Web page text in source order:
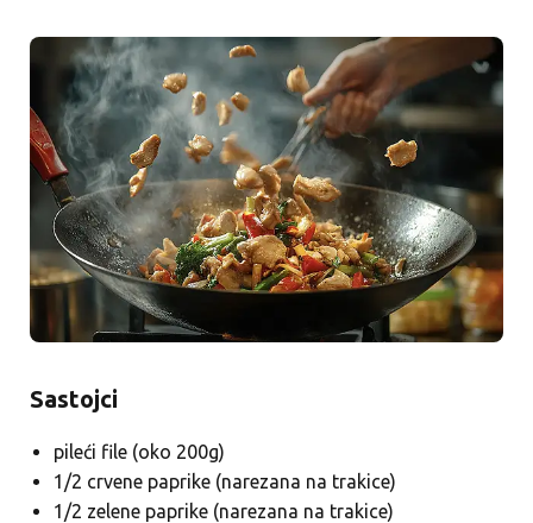
Sastojci
pileći file (oko 200g)
1/2 crvene paprike (narezana na trakice)
1/2 zelene paprike (narezana na trakice)